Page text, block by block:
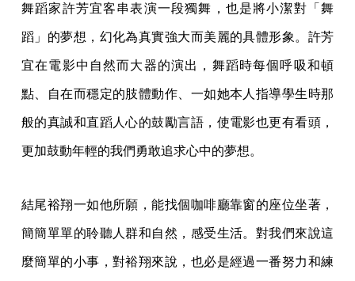
舞蹈家許芳宜客串表演一段獨舞，也是將小潔對「舞
蹈」的夢想，幻化為真實強大而美麗的具體形象。許芳
宜在電影中自然而大器的演出，舞蹈時每個呼吸和頓
點、自在而穩定的肢體動作、一如她本人指導學生時那
般的真誠和直蹈人心的鼓勵言語，使電影也更有看頭，
更加鼓動年輕的我們勇敢追求心中的夢想。
結尾裕翔一如他所願，能找個咖啡廳靠窗的座位坐著，
簡簡單單的聆聽人群和自然，感受生活。對我們來說這
麼簡單的小事，對裕翔來說，也必是經過一番努力和練